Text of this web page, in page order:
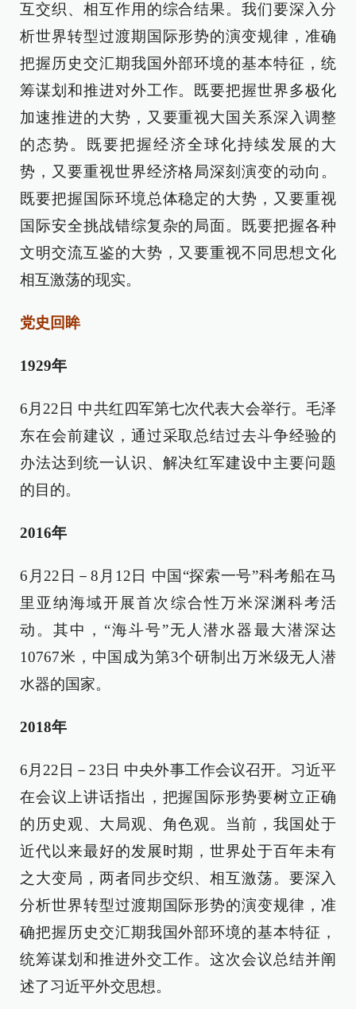
互交织、相互作用的综合结果。我们要深入分
析世界转型过渡期国际形势的演变规律，准确
把握历史交汇期我国外部环境的基本特征，统
筹谋划和推进对外工作。既要把握世界多极化
加速推进的大势，又要重视大国关系深入调整
的态势。既要把握经济全球化持续发展的大
势，又要重视世界经济格局深刻演变的动向。
既要把握国际环境总体稳定的大势，又要重视
国际安全挑战错综复杂的局面。既要把握各种
文明交流互鉴的大势，又要重视不同思想文化
相互激荡的现实。
党史回眸
1929年
6月22日 中共红四军第七次代表大会举行。毛泽
东在会前建议，通过采取总结过去斗争经验的
办法达到统一认识、解决红军建设中主要问题
的目的。
2016年
6月22日－8月12日 中国“探索一号”科考船在马
里亚纳海域开展首次综合性万米深渊科考活
动。其中，“海斗号”无人潜水器最大潜深达
10767米，中国成为第3个研制出万米级无人潜
水器的国家。
2018年
6月22日－23日 中央外事工作会议召开。习近平
在会议上讲话指出，把握国际形势要树立正确
的历史观、大局观、角色观。当前，我国处于
近代以来最好的发展时期，世界处于百年未有
之大变局，两者同步交织、相互激荡。要深入
分析世界转型过渡期国际形势的演变规律，准
确把握历史交汇期我国外部环境的基本特征，
统筹谋划和推进外交工作。这次会议总结并阐
述了习近平外交思想。